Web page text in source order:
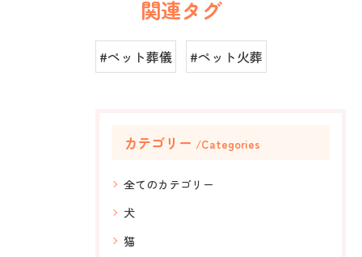
関連タグ
#ペット葬儀 #ペット火葬
カテゴリー Categories
全てのカテゴリー
犬
猫